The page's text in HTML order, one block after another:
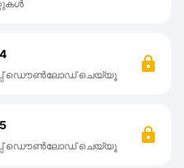
ആപ്പ് ഡൌൺലോഡ് ചെയ്യൂ
ആപ്പ് ഡൌൺലോഡ് ചെയ്യൂ